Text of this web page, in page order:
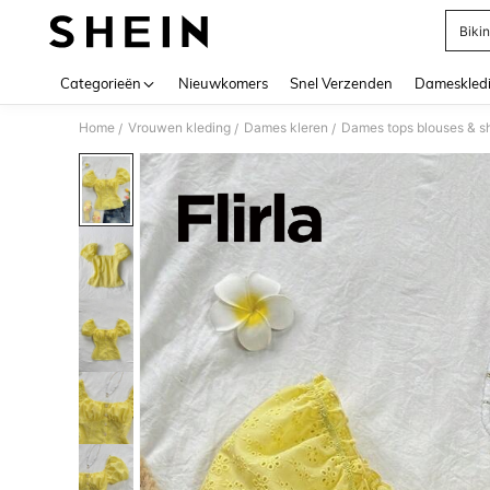
Categorieën Nieuwkomers Snel Verzenden
Home / Vrouwen kleding / Dames kleren / Dames tops blouses &